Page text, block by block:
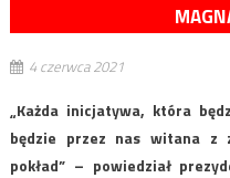
4 czerwca 2021
„Każda inicjatywa, która
będzie przez nas witana z
pokład” – powiedział